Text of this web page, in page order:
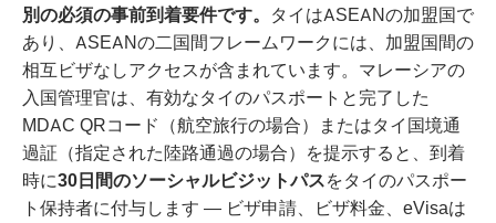
別の必須の事前到着要件です。 タイはASEANの加盟国で
あり、ASEANの二国間フレームワークには、加盟国間の
相互ビザなしアクセスが含まれています。マレーシアの
入国管理官は、有効なタイのパスポートと完了した
MDAC QRコード（航空旅行の場合）またはタイ国境通
過証（指定された陸路通過の場合）を提示すると、到着
時に30日間のソーシャルビジットパスをタイのパスポー
ト保持者に付与します — ビザ申請、ビザ料金、eVisaは